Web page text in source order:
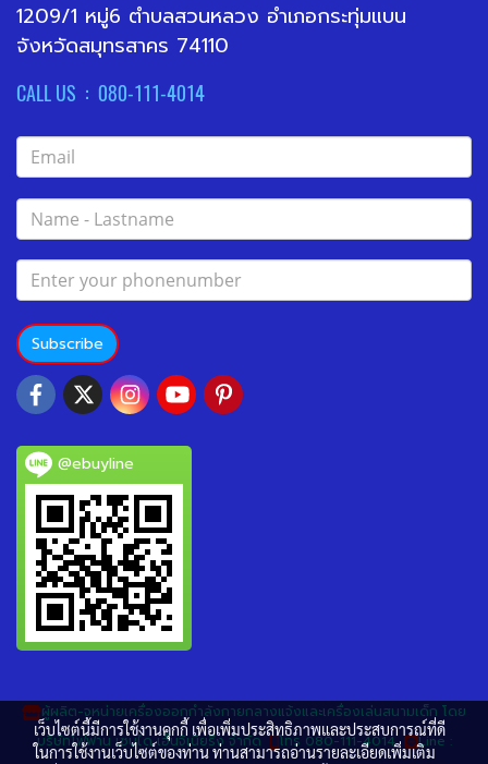
1209/1 หมู่6 ตำบลสวนหลวง อำเภอกระทุ่มแบน
จังหวัดสมุทรสาคร 74110
CALL US : 080-111-4014
Subscribe
@ebuyline
ผู้ผลิต-จหน่ายเครื่องออกกำลังกายกลางแจ้งและเครื่องเล่นสนามเด็ก โดย
บริษัทโฟฟาน เซนได เอ็นจิเนียริ่ง จำกัด
โทร 080-111-4014
Line :
เว็บไซต์นี้มีการใช้งานคุกกี้ เพื่อเพิ่มประสิทธิภาพและประสบการณ์ที่ดี
ในการใช้งานเว็บไซต์ของท่าน ท่านสามารถอ่านรายละเอียดเพิ่มเติม